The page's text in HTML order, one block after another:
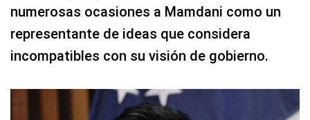
numerosas ocasiones a Mamdani como un
representante de ideas que considera
incompatibles con su visión de gobierno.